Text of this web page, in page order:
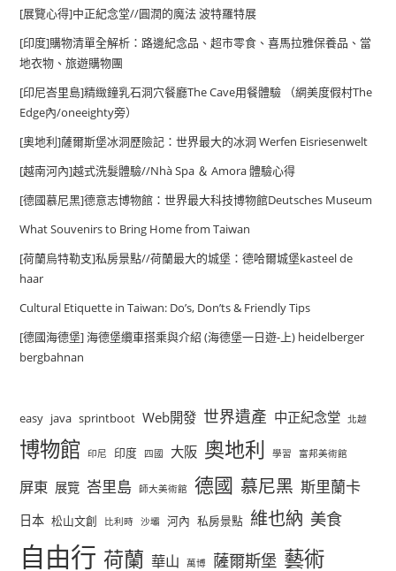
[展覽心得]中正紀念堂//圓潤的魔法 波特羅特展
[印度]購物清單全解析：路邊紀念品、超市零食、喜馬拉雅保養品、當
地衣物、旅遊購物團
[印尼峇里島]精緻鐘乳石洞穴餐廳The Cave用餐體驗 （網美度假村The
Edge內/oneeighty旁）
[奧地利]薩爾斯堡冰洞歷險記：世界最大的冰洞 Werfen Eisriesenwelt
[越南河內]越式洗髮體驗//Nhà Spa ＆ Amora 體驗心得
[德國慕尼黑]德意志博物館：世界最大科技博物館Deutsches Museum
What Souvenirs to Bring Home from Taiwan
[荷蘭烏特勒支]私房景點//荷蘭最大的城堡：德哈爾城堡kasteel de
haar
Cultural Etiquette in Taiwan: Do’s, Don’ts & Friendly Tips
[德國海德堡] 海德堡纜車搭乘與介紹 (海德堡一日遊-上) heidelberger
bergbahnan
easy java sprintboot Web開發 世界遺產 中正紀念堂 北越
博物館 印尼 印度 四國 大阪 奧地利 學習 富邦美術館
屏東 展覽 峇里島 師大美術館 德國 慕尼黑 斯里蘭卡
日本 松山文創 比利時 沙壩 河內 私房景點 維也納 美食
自由行 荷蘭 華山 萬博 薩爾斯堡 藝術